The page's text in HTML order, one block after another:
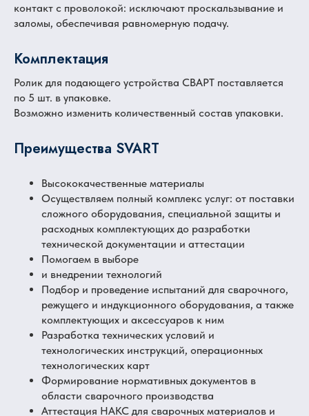
контакт с проволокой: исключают проскальзывание и
заломы, обеспечивая равномерную подачу.
Комплектация
Ролик для подающего устройства СВАРТ поставляется
по 5 шт. в упаковке.
Возможно изменить количественный состав упаковки.
Преимущества SVART
Высококачественные материалы
Осуществляем полный комплекс услуг: от поставки
сложного оборудования, специальной защиты и
расходных комплектующих до разработки
технической документации и аттестации
Помогаем в выборе
и внедрении технологий
Подбор и проведение испытаний для сварочного,
режущего и индукционного оборудования, а также
комплектующих и аксессуаров к ним
Разработка технических условий и
технологических инструкций, операционных
технологических карт
Формирование нормативных документов в
области сварочного производства
Аттестация НАКС для сварочных материалов и